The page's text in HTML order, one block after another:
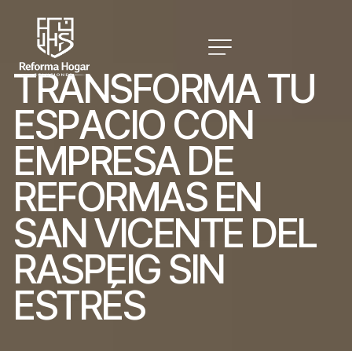
TRANSFORMATU
ESPACIO CON
EMPRESA DE
REFORMAS EN
SANVICENTE DEL
RASPEIG SIN
ESTRÉS